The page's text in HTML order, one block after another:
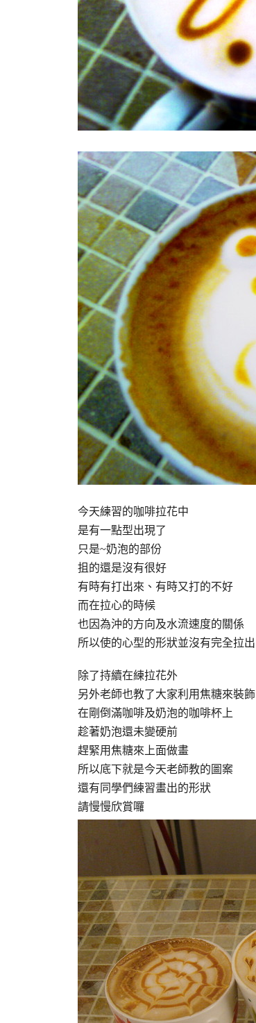
今天練習的咖啡拉花中
是有一點型出現了
只是~奶泡的部份
抯的還是沒有很好
有時有打出來、有時又打的不好
而在拉心的時候
也因為沖的方向及水流速度的關係
所以使的心型的形狀並沒有完全拉出
除了持續在練拉花外
另外老師也教了大家利用焦糖來裝飾
在剛倒滿咖啡及奶泡的咖啡杯上
趁著奶泡還未變硬前
趕緊用焦糖來上面做畫
所以底下就是今天老師教的圖案
還有同學們練習畫出的形狀
請慢慢欣賞囉